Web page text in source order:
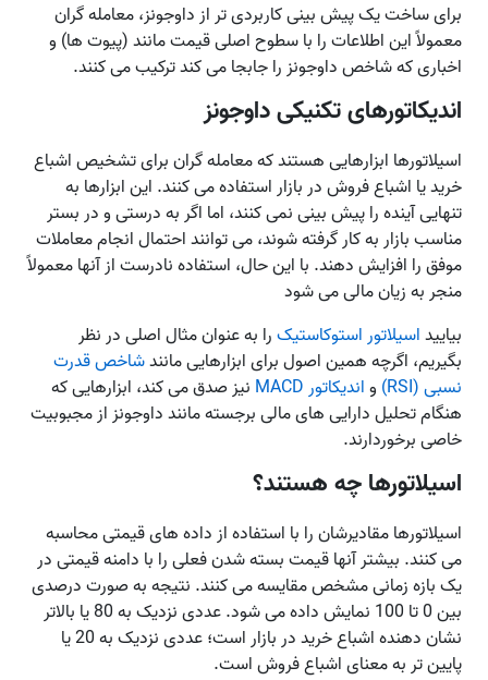
برای ساخت یک پیش بینی کاربردی تر از داوجونز، معامله گران
معمولاً این اطلاعات را با سطوح اصلی قیمت مانند (پیوت ها) و
اخباری که شاخص داوجونز را جابجا می کند ترکیب می کنند.
اندیکاتورهای تکنیکی داوجونز
اسیلاتورها ابزارهایی هستند که معامله‌ گران برای تشخیص اشباع
خرید یا اشباع فروش در بازار استفاده می کنند. این ابزارها به
تنهایی آینده را پیش بینی نمی کنند، اما اگر به درستی و در بستر
مناسب بازار به کار گرفته شوند، می توانند احتمال انجام معاملات
موفق را افزایش دهند. با این حال، استفاده نادرست از آنها معمولاً
منجر به زیان مالی می شود
بیاییداسیلاتور استوکاستیکرا به عنوان مثال اصلی در نظر
بگیریم، اگرچه همین اصول برای ابزارهایی مانندشاخص قدرت
نسبی (RSI)
واندیکاتور MACD
نیز صدق می کند، ابزارهایی که
هنگام تحلیل دارایی های مالی برجسته مانند داوجونز از مجبوبیت
خاصی برخوردارند.
اسیلاتورها چه هستند؟
اسیلاتورها مقادیرشان را با استفاده از داده های قیمتی محاسبه
می کنند. بیشتر آنها قیمت بسته شدن فعلی را با دامنه قیمتی در
یک بازه زمانی مشخص مقایسه می کنند. نتیجه به صورت درصدی
بین 0 تا 100 نمایش داده می شود. عددی نزدیک به 80 یا بالاتر
نشان دهنده اشباع خرید در بازار است؛ عددی نزدیک به 20 یا
پایین تر به معنای اشباع فروش است.